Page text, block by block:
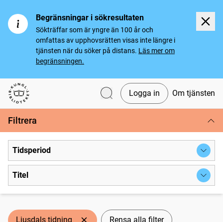
Begränsningar i sökresultaten
Sökträffar som är yngre än 100 år och
omfattas av upphovsrätten visas inte längre i
tjänsten när du söker på distans. Läs mer om
begränsningen.
Svenska tidningar
Logga in Om tjänsten
Filtrera
Tidsperiod
Titel
Ljusdals tidning Rensa alla filter